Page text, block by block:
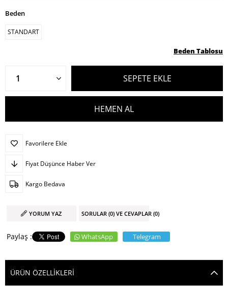
Beden
STANDART
Beden Tablosu
Favorilere Ekle
Fiyat Düşünce Haber Ver
Kargo Bedava
YORUM YAZ SORULAR (0) VE CEVAPLAR (0)
WhatsApp Telegram
ÜRÜN ÖZELLIKLERI